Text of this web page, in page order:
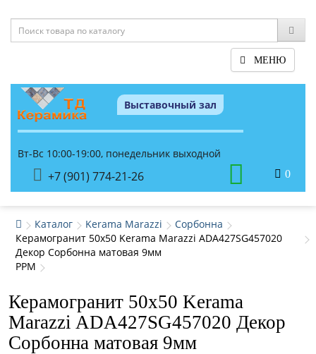
МЕНЮ
Выставочный зал
Вт-Вс 10:00-19:00, понедельник выходной
+7 (901) 774-21-26 0
Каталог Kerama Marazzi
Сорбонна
Керамогранит 50x50 Kerama Marazzi ADA427SG457020
Декор Сорбонна матовая 9мм
PPM
Керамогранит 50x50 Kerama
Marazzi ADA427SG457020 Декор
Сорбонна матовая 9мм